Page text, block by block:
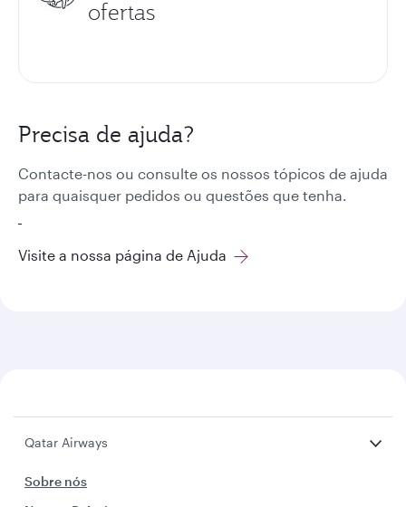
ofertas
Precisa de ajuda?
Contacte-nos ou consulte os nossos tópicos de ajuda
para quaisquer pedidos ou questões que tenha.
Visite a nossa página de Ajuda
Qatar Airways
Sobre nós